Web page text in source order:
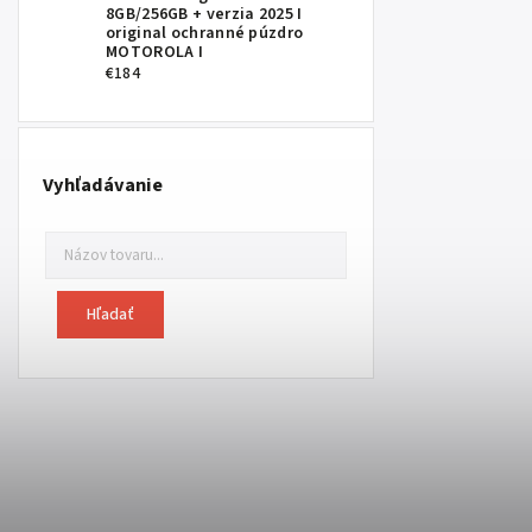
8GB/256GB + verzia 2025 I
original ochranné púzdro
MOTOROLA I
€184
Vyhľadávanie
Hľadať